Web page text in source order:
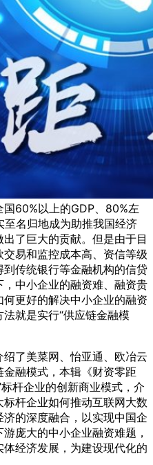
60%以上的GDP、80%左
名归地成为助推我国经济
了巨大的贡献。但是由于目
易和监控成本高、资信等级
传统银行等金融机构的信贷
中小企业的融资难、融资贵
更好的解决中小企业的融资
就是实行“供应链金融模
绍了美菜网、怡亚通、欧冶云
融模式，本辑《财资零距
杆企业的创新商业模式，介
杆企业如何推动互联网大数
的深度融合，以实现中国企
庞大的中小企业融资难题，
经济发展，为建设现代化的